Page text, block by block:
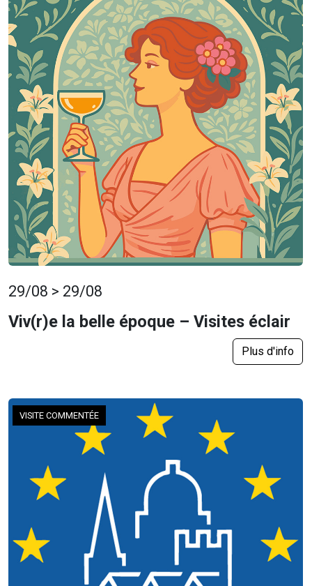
29/08 > 29/08
Viv(r)e la belle époque – Visites éclair
Plus d'info
VISITE COMMENTÉE